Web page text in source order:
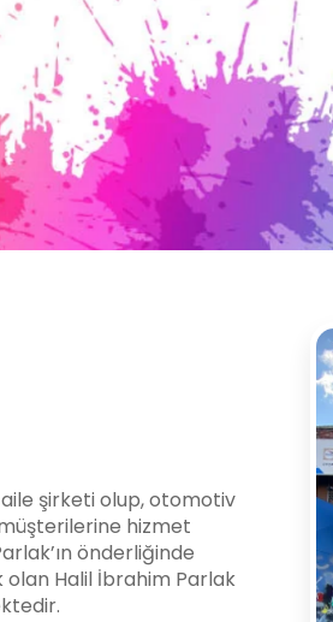
aile şirketi olup, otomotiv
hizmet
önderliğinde
olan Halil İbrahim Parlak